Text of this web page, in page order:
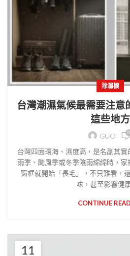
除濕機
台灣潮濕氣候最需要注意
這些地方
GUO 0
台灣四面環海、濕度高，是名副其
雨季、颱風季或冬季陰雨綿綿時，家
窗框就開始「長毛」，不只難看，
味，甚至影響健
CONTINUE
11